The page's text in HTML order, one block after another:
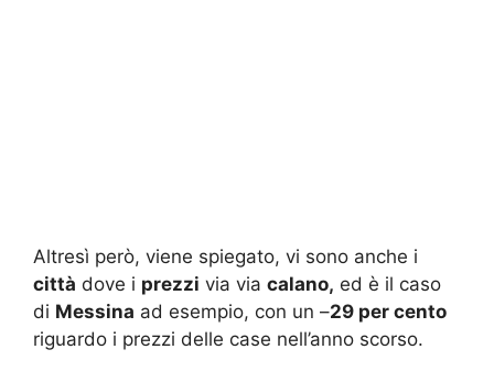
Altresì però, viene spiegato, vi sono anche i
città dove i prezzi via via calano, ed è il caso
di Messina ad esempio, con un –29 per cento
riguardo i prezzi delle case nell’anno scorso.